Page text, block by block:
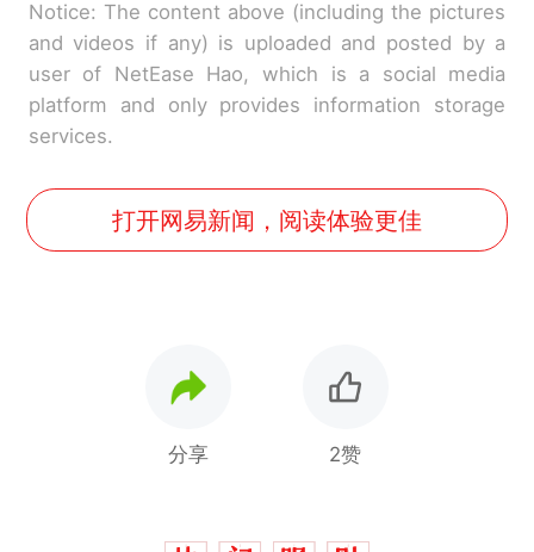
Notice: The content above (including the pictures
and videos if any) is uploaded and posted by a
user of NetEase Hao, which is a social media
platform and only provides information storage
services.
打开网易新闻，阅读体验更佳
分享 2赞